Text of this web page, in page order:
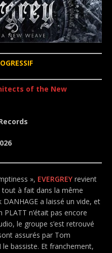
of the New
», EVERGREY revient
à fait dans la même
a laissé un vide, et
n’était pas encore
le groupe s’est retrouvé
assurés par Tom
bassiste. Et franchement,